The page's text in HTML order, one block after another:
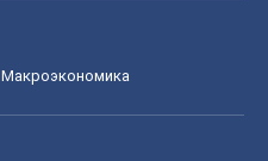
Mакроэкономика